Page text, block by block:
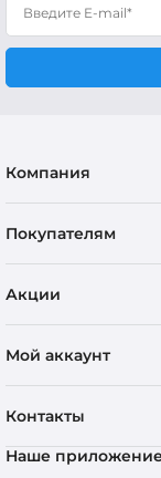
Компания
Покупателям
Акции
Мой аккаунт
Контакты
Наше